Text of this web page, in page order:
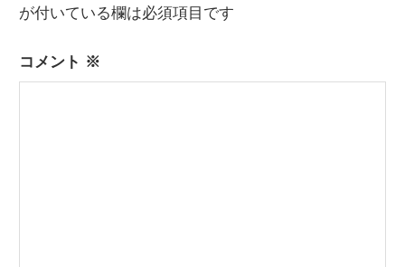
ー
シ
ョ
が付いている欄は必須項目です
コメント ※